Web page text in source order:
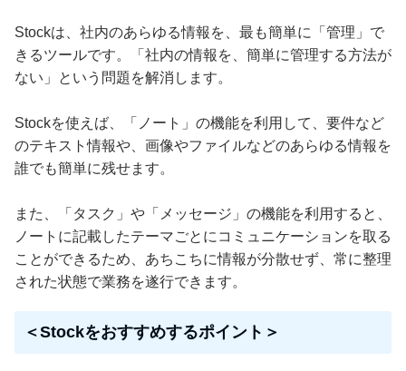
Stockは、社内のあらゆる情報を、最も簡単に「管理」で
きるツールです。「社内の情報を、簡単に管理する方法が
ない」という問題を解消します。
Stockを使えば、「ノート」の機能を利用して、要件など
のテキスト情報や、画像やファイルなどのあらゆる情報を
誰でも簡単に残せます。
また、「タスク」や「メッセージ」の機能を利用すると、
ノートに記載したテーマごとにコミュニケーションを取る
ことができるため、あちこちに情報が分散せず、常に整理
された状態で業務を遂行できます。
＜Stockをおすすめするポイント＞